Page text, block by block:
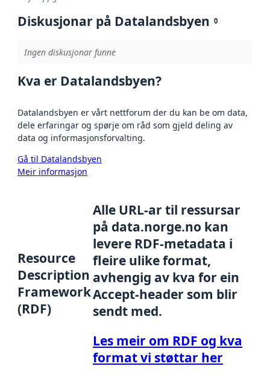
Diskusjonar på Datalandsbyen 0
Ingen diskusjonar funne
Kva er Datalandsbyen?
Datalandsbyen er vårt nettforum der du kan be om data,
dele erfaringar og spørje om råd som gjeld deling av
data og informasjonsforvalting.
Gå til Datalandsbyen
Meir informasjon
Resource
Description
Framework
(RDF)
Alle URL-ar til ressursar
på data.norge.no kan
levere RDF-metadata i
fleire ulike format,
avhengig av kva for ein
Accept-header som blir
sendt med.
Les meir om RDF og kva
format vi støttar her